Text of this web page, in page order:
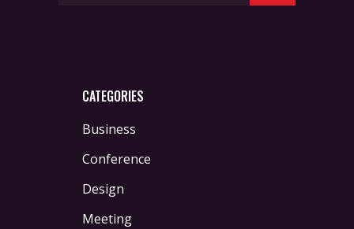
CATEGORIES
Business
Conference
Design
Meeting